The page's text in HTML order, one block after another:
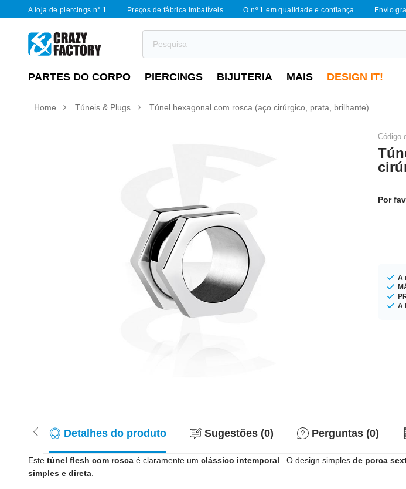
A loja de piercings n° 1 Preços de fábrica imbatíveis O nº 1 em qualidade e confiança Envio
PARTES DO CORPO PIERCINGS BIJUTERIA MAIS DESIGN IT!
Home Túneis & Plugs Túnel hexagonal com rosca (aço cirúrgico, prata, brilhante)
Código
Por
A
A
Detalhes do produto Sugestões (0) Perguntas (0)
Este túnel flesh com rosca é claramente um clássico intemporal . O design simples de porca
simples e direta